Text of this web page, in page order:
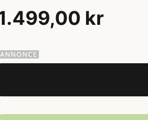
kr